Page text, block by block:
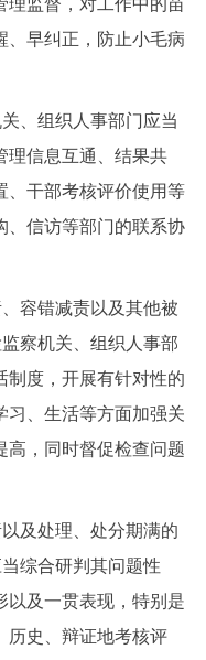
理监督，对工作中的苗
、早纠正，防止小毛病
、组织人事部门应当
理信息互通、结果共
、干部考核评价使用等
、信访等部门的联系协
容错减责以及其他被
察机关、组织人事部
制度，开展有针对性的
习、生活等方面加强关
高，同时督促检查问题
及处理、处分期满的
综合研判其问题性
以及一贯表现，特别是
历史、辩证地考核评